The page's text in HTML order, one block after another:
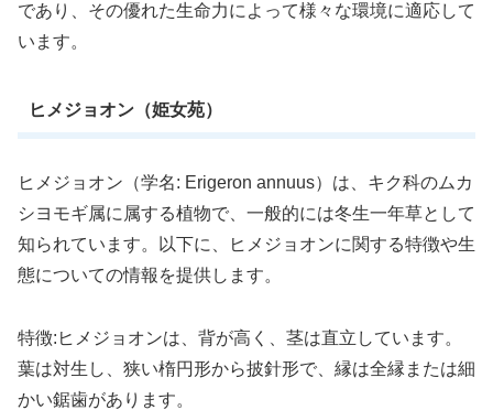
であり、その優れた生命力によって様々な環境に適応して
います。
ヒメジョオン（姫女苑）
ヒメジョオン（学名: Erigeron annuus）は、キク科のムカ
シヨモギ属に属する植物で、一般的には冬生一年草として
知られています。以下に、ヒメジョオンに関する特徴や生
態についての情報を提供します。
特徴:ヒメジョオンは、背が高く、茎は直立しています。
葉は対生し、狭い楕円形から披針形で、縁は全縁または細
かい鋸歯があります。